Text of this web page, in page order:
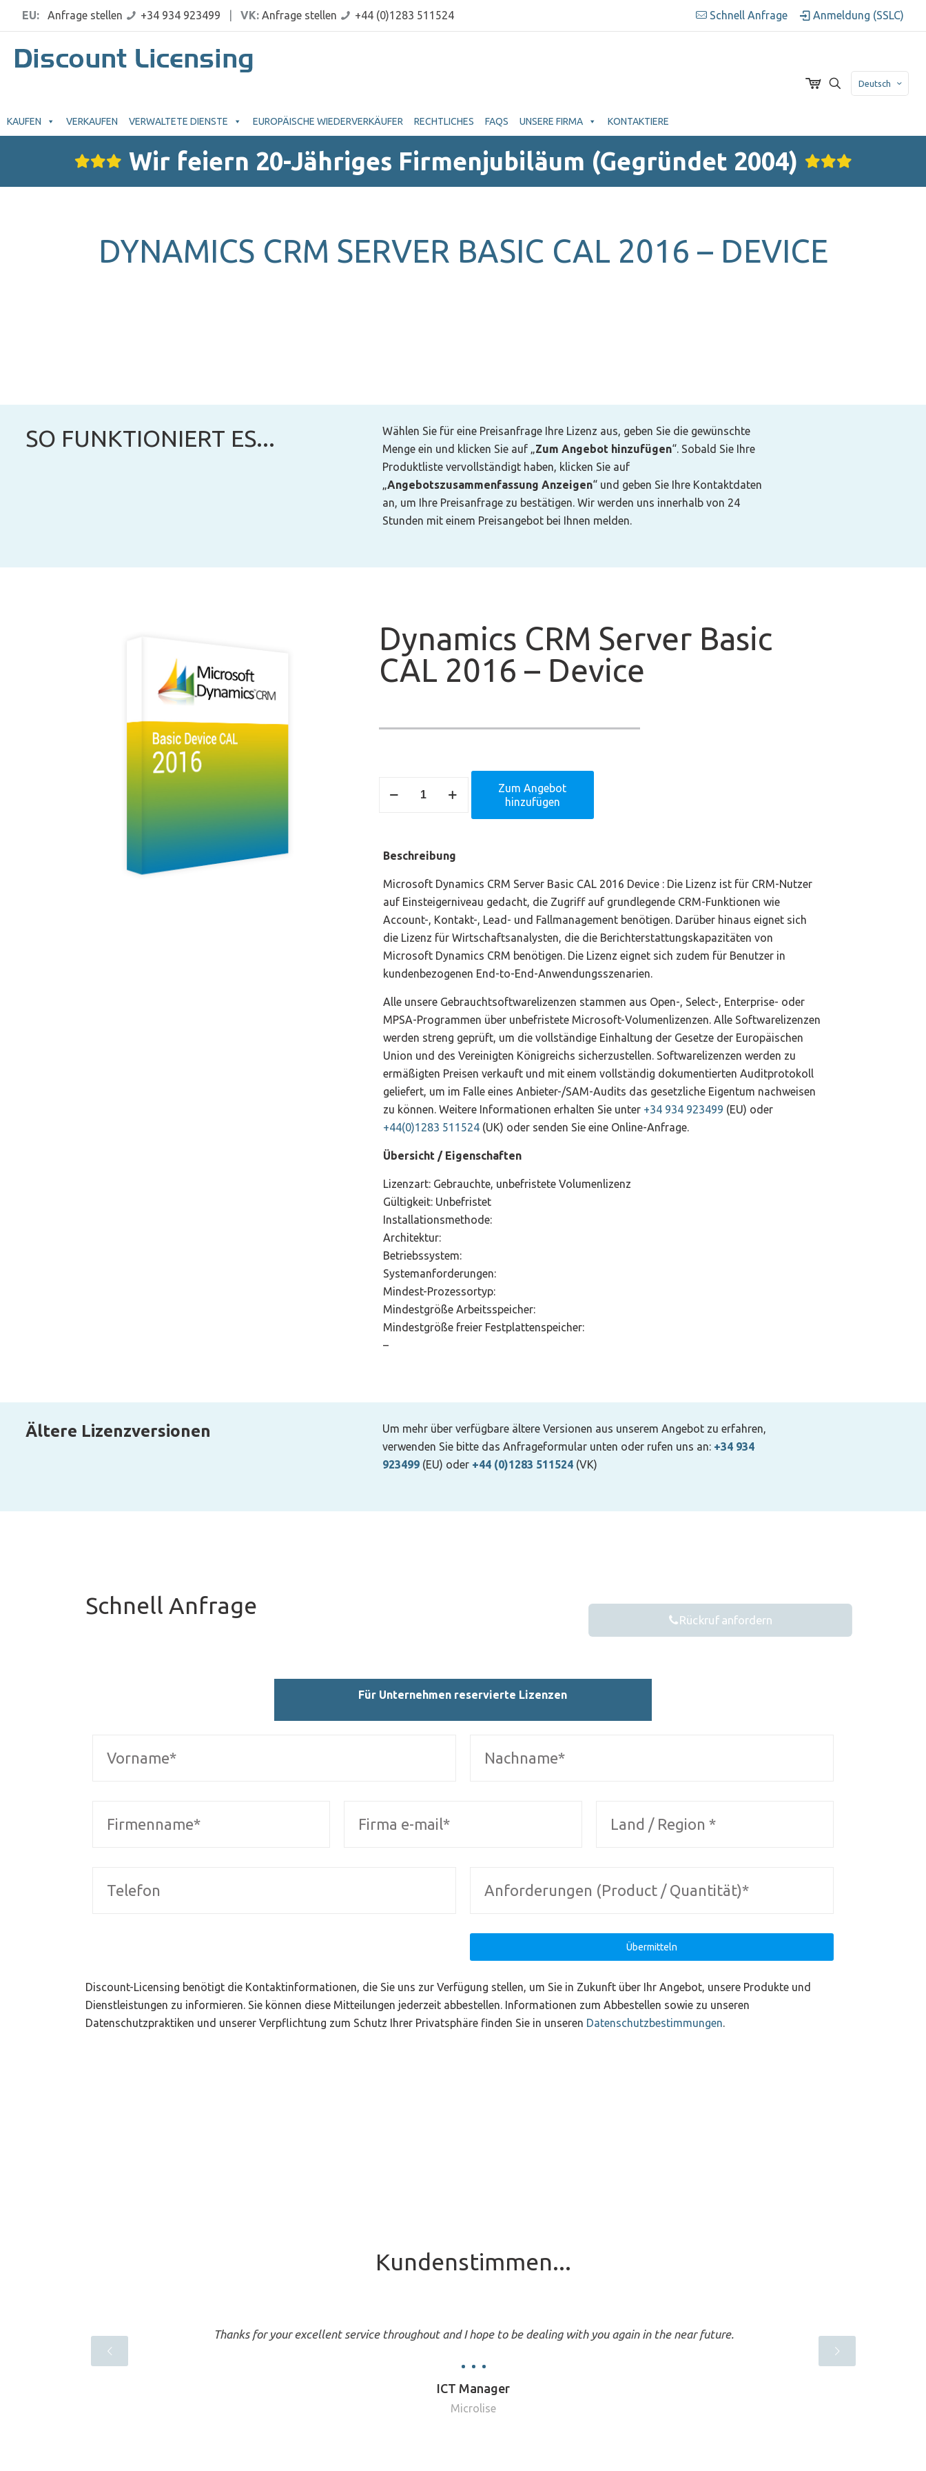
EU: Anfrage stellen +34 934 923499 VK: Anfrage stellen +44 (0)1283 511524 Schnell Anfrage Anmeldung (SSLC)
KAUFEN VERKAUFEN VERWALTETE DIENSTE EUROPÄISCHE WIEDERVERKÄUFER RECHTLICHES FAQS UNSERE FIRMA KONTAKTIERE
Deutsch
Wir feiern 20-Jähriges Firmenjubiläum (Gegründet 2004)
DYNAMICS CRM SERVER BASIC CAL 2016 – DEVICE
SO FUNKTIONIERT ES...
Wählen Sie für eine Preisanfrage Ihre Lizenz aus, geben Sie die gewünschte
Menge ein und klicken Sie auf „Zum Angebot hinzufügen“. Sobald Sie Ihre
Produktliste vervollständigt haben, klicken Sie auf
„Angebotszusammenfassung Anzeigen“ und geben Sie Ihre Kontaktdaten
an, um Ihre Preisanfrage zu bestätigen. Wir werden uns innerhalb von 24
Stunden mit einem Preisangebot bei Ihnen melden.
Dynamics CRM Server Basic
CAL 2016 – Device
CAL
Zum Angebot
hinzufügen
Beschreibung
Microsoft Dynamics CRM Server Basic CAL 2016 Device : Die Lizenz ist für CRM-Nutzer
auf Einsteigerniveau gedacht, die Zugriff auf grundlegende CRM-Funktionen wie
Account-, Kontakt-, Lead- und Fallmanagement benötigen. Darüber hinaus eignet sich
die Lizenz für Wirtschaftsanalysten, die die Berichterstattungskapazitäten von
Microsoft Dynamics CRM benötigen. Die Lizenz eignet sich zudem für Benutzer in
kundenbezogenen End-to-End-Anwendungsszenarien.
Alle unsere Gebrauchtsoftwarelizenzen stammen aus Open-, Select-, Enterprise- oder
MPSA-Programmen über unbefristete Microsoft-Volumenlizenzen. Alle Softwarelizenzen
werden streng geprüft, um die vollständige Einhaltung der Gesetze der Europäischen
Union und des Vereinigten Königreichs sicherzustellen. Softwarelizenzen werden zu
ermäßigten Preisen verkauft und mit einem vollständig dokumentierten Auditprotokoll
geliefert, um im Falle eines Anbieter-/SAM-Audits das gesetzliche Eigentum nachweisen
zu können. Weitere Informationen erhalten Sie unter +34 934 923499 (EU) oder
+44(0)1283 511524 (UK) oder senden Sie eine Online-Anfrage.
Übersicht / Eigenschaften
Lizenzart: Gebrauchte, unbefristete Volumenlizenz
Gültigkeit: Unbefristet
Installationsmethode:
Architektur:
Betriebssystem:
Systemanforderungen:
Mindest-Prozessortyp:
Mindestgröße Arbeitsspeicher:
Mindestgröße freier Festplattenspeicher:
–
Ältere Lizenzversionen
Um mehr über verfügbare ältere Versionen aus unserem Angebot zu erfahren,
verwenden Sie bitte das Anfrageformular unten oder rufen uns an: +34 934
923499(EU) oder +44 (0)1283 511524(VK)
Schnell Anfrage
Rückruf anfordern
Für Unternehmen reservierte Lizenzen
Discount-Licensing benötigt die Kontaktinformationen, die Sie uns zur Verfügung stellen, um Sie in Zukunft über Ihr Angebot, unsere Produkte und
Dienstleistungen zu informieren. Sie können diese Mitteilungen jederzeit abbestellen. Informationen zum Abbestellen sowie zu unseren
Datenschutzpraktiken und unserer Verpflichtung zum Schutz Ihrer Privatsphäre finden Sie in unseren Datenschutzbestimmungen.
Kundenstimmen...
Thanks for your excellent service throughout and I hope to be dealing with you again in the near future.
ICT Manager
Microlise